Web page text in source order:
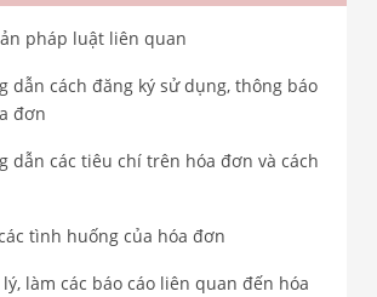
pháp luật liên quan
dẫn cách đăng ký sử dụng, thông báo
đơn
dẫn các tiêu chí trên hóa đơn và cách
tình huống của hóa đơn
làm các báo cáo liên quan đến hóa